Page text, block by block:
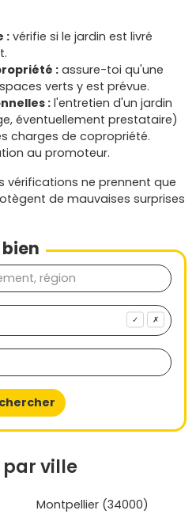
: vérifie si le jardin est livré
: assure-toi qu'une
verts y est prévue.
: l'entretien d'un jardin
éventuellement prestataire)
charges de copropriété.
au promoteur.
vérifications ne prennent que
de mauvaises surprises
✓ ✗
ville
Montpellier (34000)